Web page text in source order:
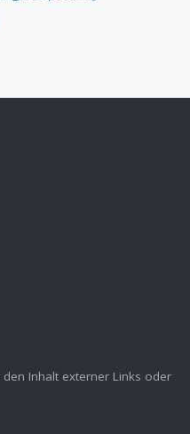
Inhalt externer Links oder